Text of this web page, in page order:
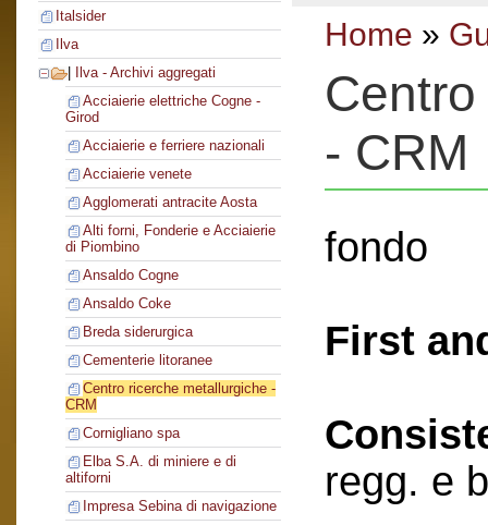
Italsider
Ilva
Ilva - Archivi aggregati
Acciaierie elettriche Cogne -
Girod
Acciaierie e ferriere nazionali
Acciaierie venete
Agglomerati antracite Aosta
Alti forni, Fonderie e Acciaierie
di Piombino
Ansaldo Cogne
Ansaldo Coke
Breda siderurgica
Cementerie litoranee
Centro ricerche metallurgiche -
CRM
Cornigliano spa
Elba S.A. di miniere e di
altiforni
Impresa Sebina di navigazione
Home »
- CRM
fondo
First
regg. e